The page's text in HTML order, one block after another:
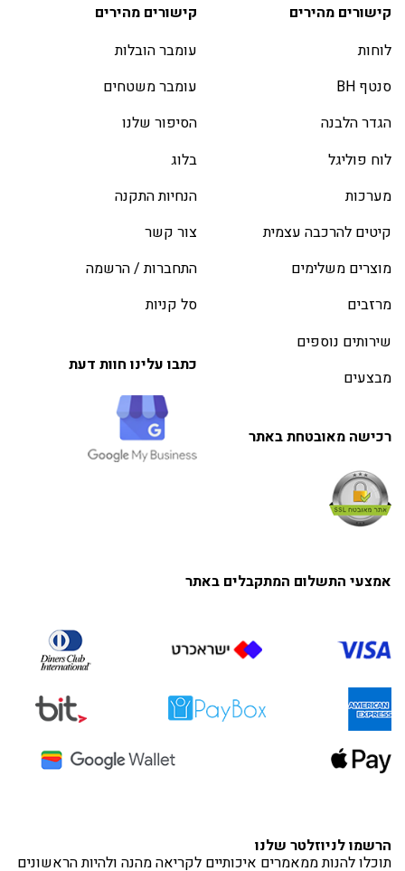
קישורים מהירים
לוחות
סנטף BH
הגדר הלבנה
לוח פוליגל
מערכות
קיטים להרכבה עצמית
מוצרים משלימים
מרזבים
שירותים נוספים
מבצעים
רכישה מאובטחת באתר
קישורים מהירים
עומבר הובלות
עומבר משטחים
הסיפור שלנו
בלוג
הנחיות התקנה
צור קשר
התחברות / הרשמה
סל קניות
כתבו עלינו חוות דעת
אמצעי התשלום המתקבלים באתר
הרשמו לניוזלטר שלנו
תוכלו להנות ממאמרים איכותיים לקריאה מהנה ולהיות הראשונים